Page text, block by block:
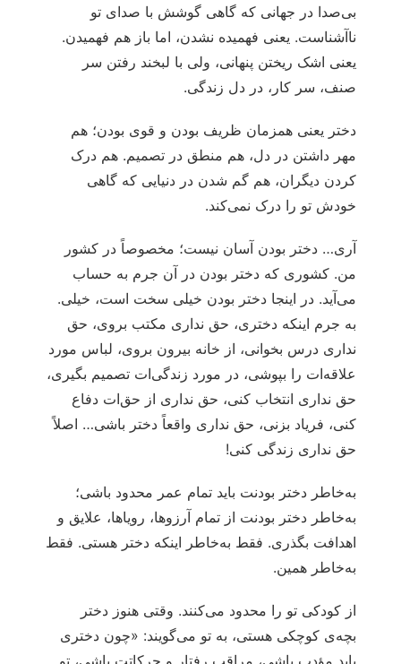
بی‌صدا در جهانی که گاهی گوشش با صدای تو
ناآشناست. یعنی فهمیده نشدن، اما باز هم فهمیدن.
یعنی اشک ریختن پنهانی، ولی با لبخند رفتن سر
صنف، سر کار، در دل زندگی.
دختر یعنی همزمان ظریف بودن و قوی بودن؛ هم
مهر داشتن در دل، هم منطق در تصمیم. هم درک
کردن دیگران، هم گم شدن در دنیایی که گاهی
خودش تو را درک نمی‌کند.
آری… دختر بودن آسان نیست؛ مخصوصاً در کشور
من. کشوری که دختر بودن در آن جرم به حساب
می‌آید. در اینجا دختر بودن خیلی سخت است، خیلی.
به جرم اینکه دختری، حق نداری مکتب بروی، حق
نداری درس بخوانی، از خانه بیرون بروی، لباس مورد
علاقه‌ات را بپوشی، در مورد زندگی‌ات تصمیم بگیری،
حق نداری انتخاب کنی، حق نداری از حق‌ات دفاع
کنی، فریاد بزنی، حق نداری واقعاً دختر باشی… اصلاً
حق نداری زندگی کنی!
به‌خاطر دختر بودنت باید تمام عمر محدود باشی؛
به‌خاطر دختر بودنت از تمام آرزوها، رویاها، علایق و
اهدافت بگذری. فقط به‌خاطر اینکه دختر هستی. فقط
به‌خاطر همین.
از کودکی تو را محدود می‌کنند. وقتی هنوز دختر
بچه‌ی کوچکی هستی، به تو می‌گویند: «چون دختری
باید مؤدب باشی، مراقب رفتار و حرکاتت باشی، تو